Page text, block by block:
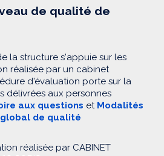
de qualité de
la structure s'appuie sur les
réalisée par un cabinet
d'évaluation porte sur la
délivrées aux personnes
aux questions et Modalités
de qualité
réalisée par CABINET